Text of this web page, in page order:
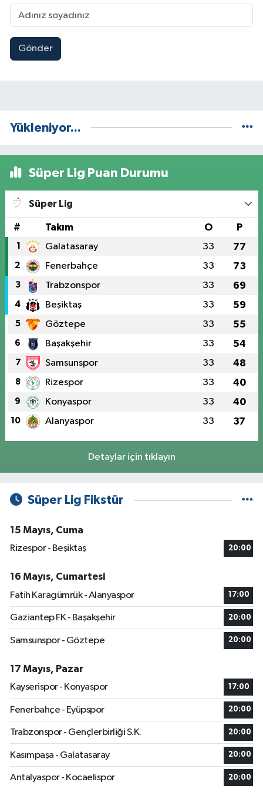
Gönder
Yükleniyor...
Süper Lig Puan Durumu
Süper Lig
# Takım O P
1 Galatasaray 33 77
2 Fenerbahçe 33 73
3 Trabzonspor 33 69
4 Beşiktaş 33 59
5 Göztepe 33 55
6 Başakşehir 33 54
7 Samsunspor 33 48
8 Rizespor 33 40
9 Konyaspor 33 40
10 Alanyaspor 33 37
Detaylar için tıklayın
Süper Lig Fikstür
15 Mayıs, Cuma
Rizespor - Beşiktaş
20:00
16 Mayıs, Cumartesi
Fatih Karagümrük - Alanyaspor
17:00
Gaziantep FK - Başakşehir 20:00
Samsunspor - Göztepe 20:00
17 Mayıs, Pazar
Kayserispor - Konyaspor
17:00
Fenerbahçe - Eyüpspor 20:00
Trabzonspor - Gençlerbirliği S.K. 20:00
Kasımpaşa - Galatasaray 20:00
Antalyaspor - Kocaelispor 20:00